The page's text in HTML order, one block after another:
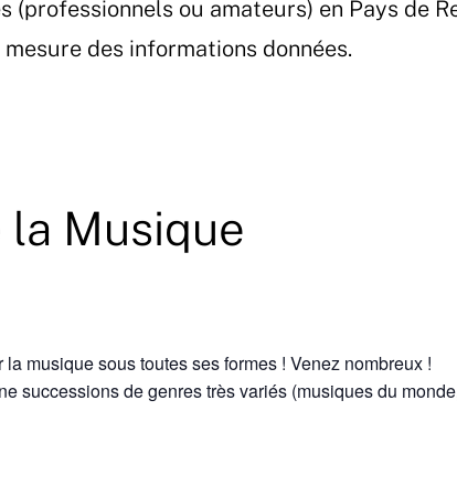
(professionnels ou amateurs) en Pays de
des informations données.
la Musique
musique sous toutes ses formes ! Venez nombreux !
successions de genres très variés (musiques du